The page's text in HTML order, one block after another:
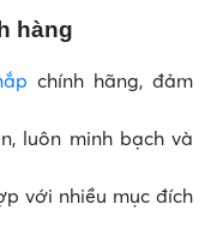
hàng
chính hãng, đảm
luôn minh bạch và
với nhiều mục đích